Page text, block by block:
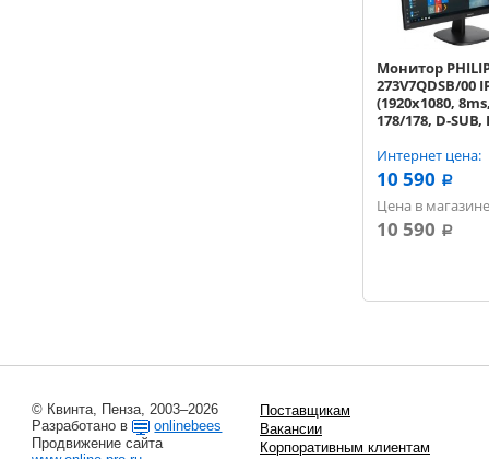
Монитор
273V7QDSB/00
(1920x1080,
178/178, D-SUB,
Интернет цена:
10 590 a
Цена в
10 590 a
© Квинта, Пенза, 2003–2026
Разработано в
onlinebees
Продвижение сайта
Поставщикам
Вакансии
Корпоративным клиентам